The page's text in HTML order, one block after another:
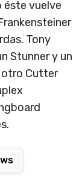
éste vuelve
Tony
Stunner y un
otro Cutter